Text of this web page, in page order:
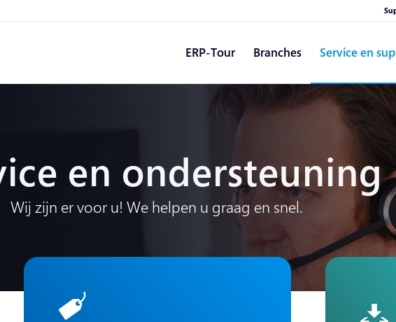
ERP-Tour Branches Service en
en ondersteuning
Wij zijn er voor u! We helpen u graag en snel.